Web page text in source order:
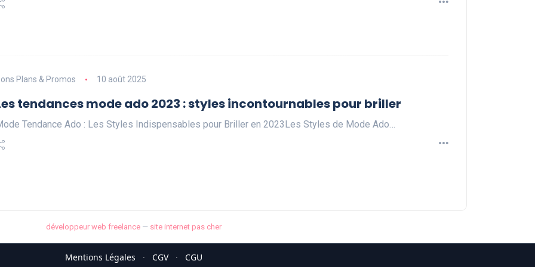
Plans & Promos 10 août 2025
tendances mode ado 2023 : styles incontournables pour briller
Tendance Ado : Les Styles Indispensables pour Briller en 2023Les Styles de Mode Ado…
développeur web freelance — site internet pas cher
Mentions Légales · CGV · CGU